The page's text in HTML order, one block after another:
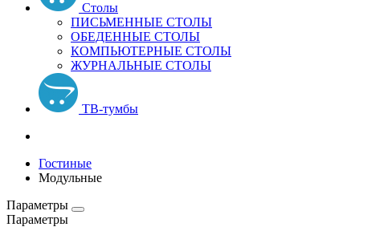
Столы
ПИСЬМЕННЫЕ СТОЛЫ
ОБЕДЕННЫЕ СТОЛЫ
КОМПЬЮТЕРНЫЕ СТОЛЫ
ЖУРНАЛЬНЫЕ СТОЛЫ
ТВ-тумбы
Гостиные
Модульные
Параметры
Параметры